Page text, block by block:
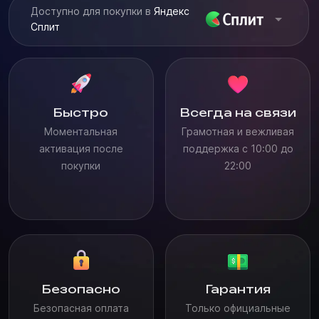
Доступно для покупки в Яндекс
Сплит
Быстро
Моментальная
активация после
покупки
Всегда на связи
Грамотная и вежливая
поддержка с 10:00 до
22:00
Безопасно
Безопасная оплата
Гарантия
Только официальные